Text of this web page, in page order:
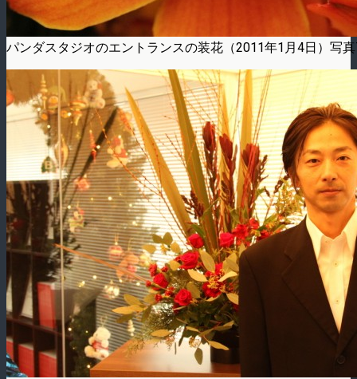
パンダスタジオのエントランスの装花（2011年1月4日）写